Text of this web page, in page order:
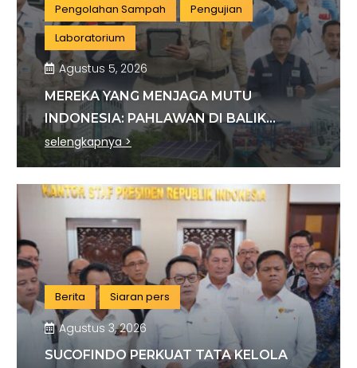
Pengolahan Sampah
Pengujian
Laboratorium
Agustus 5, 2026
MEREKA YANG MENJAGA MUTU
INDONESIA: PAHLAWAN DI BALIK
SETIAP STANDAR INDUSTRI
selengkapnya >
Berita Siaran pers
Agustus 3, 2026
SUCOFINDO PERKUAT TATA KELOLA